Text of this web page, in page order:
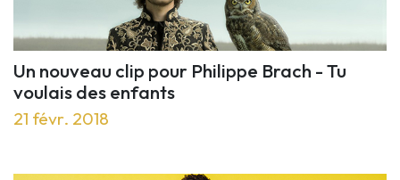
Un nouveau clip pour Philippe Brach - Tu
voulais des enfants
21 févr. 2018